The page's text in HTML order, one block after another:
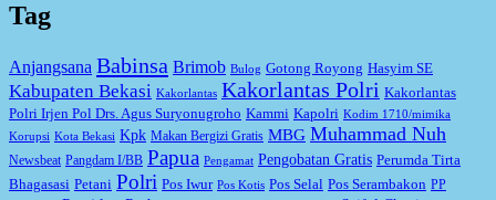
Tag
Anjangsana Babinsa Brimob Bulog Gotong Royong Hasyim SE
Kabupaten Bekasi Kakorlantas Kakorlantas Polri Kakorlantas
Polri Irjen Pol Drs. Agus Suryonugroho Kammi Kapolri Kodim 1710/mimika
Korupsi Kota Bekasi Kpk Makan Bergizi Gratis MBG Muhammad Nuh
Newsbeat Pangdam I/BB Papua Pengamat Pengobatan Gratis Perumda Tirta
Bhagasasi Petani Polri Pos Iwur Pos Kotis Pos Selal Pos Serambakon PP